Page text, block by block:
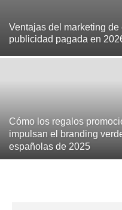
Ventajas del marketing
publicidad pagada en
Cómo los regalos
impulsan el branding
españolas de 2025